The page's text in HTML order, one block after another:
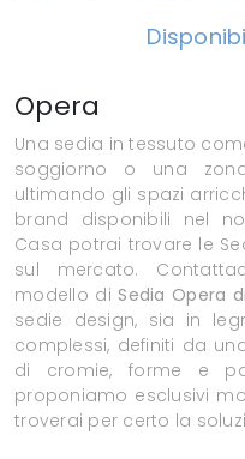
Opera
Una sedia in tessuto
soggiorno o una
ultimando gli spazi
brand disponibili nel
Casa potrai trovare le
sul mercato.
modello di Sedia Opera
sedie design, sia in
complessi, definiti da
di cromie, forme e
proponiamo esclusivi
troverai per certo la